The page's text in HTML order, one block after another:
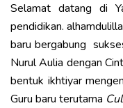
Selamat datang di
pendidikan.
baru bergabung
Nurul Aulia dengan
bentuk ikhtiyar
Guru baru terutama